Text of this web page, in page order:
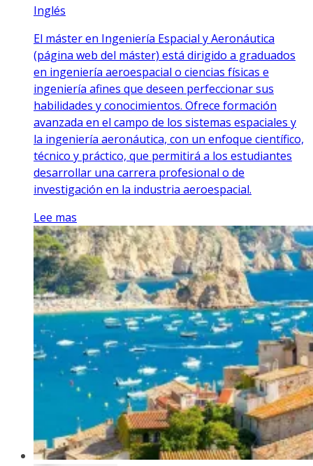
Inglés
El máster en Ingeniería Espacial y Aeronáutica
(página web del máster) está dirigido a graduados
en ingeniería aeroespacial o ciencias físicas e
ingeniería afines que deseen perfeccionar sus
habilidades y conocimientos. Ofrece formación
avanzada en el campo de los sistemas espaciales y
la ingeniería aeronáutica, con un enfoque científico,
técnico y práctico, que permitirá a los estudiantes
desarrollar una carrera profesional o de
investigación en la industria aeroespacial.
Lee mas